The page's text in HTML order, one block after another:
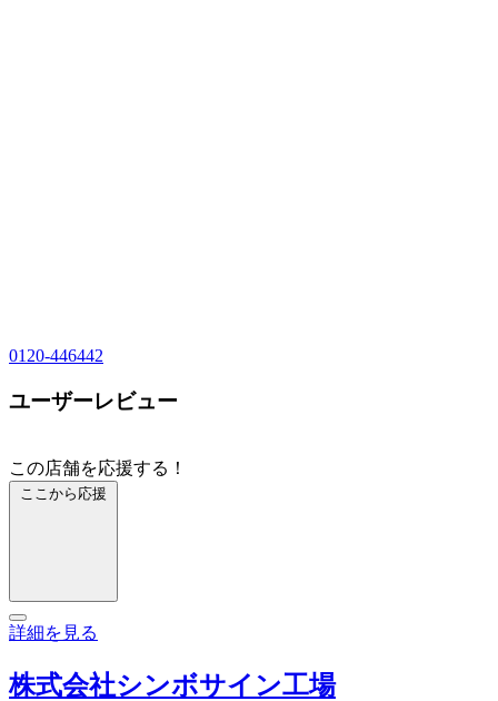
0120-446442
ユーザーレビュー
この店舗を応援する！
ここから応援
詳細を見る
株式会社シンボサイン工場